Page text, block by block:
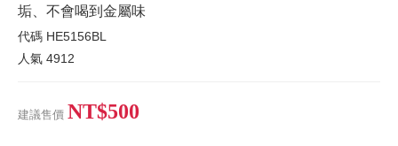
垢、不會喝到金屬味
代碼 HE5156BL
人氣 4912
建議售價 NT$500